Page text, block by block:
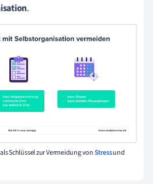
.
Schlüssel zur Vermeidung vonStressund